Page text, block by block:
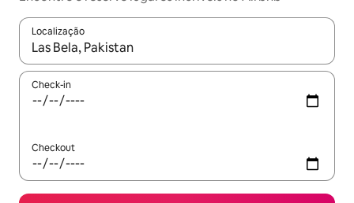
Localização
Quando os resultados estiverem disponíveis, explore-os
Check-in
Checkout